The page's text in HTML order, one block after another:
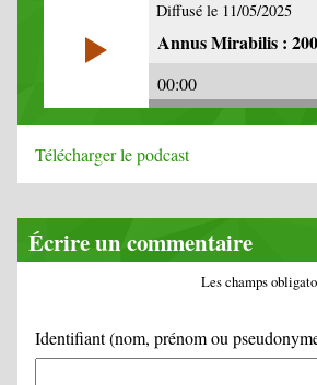
Diffusé le 11/05/2025
Annus Mirabilis :
00:00
Télécharger le podcast
Écrire un commentaire
Les champs
Identifiant (nom, prénom ou